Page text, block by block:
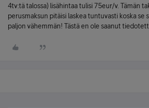
4tv:tä talossa) lisähintaa tulisi 75eur/v. Tämän
perusmaksun pitäisi laskea tuntuvasti koska se
paljon vähemmän! Tästä en ole saanut